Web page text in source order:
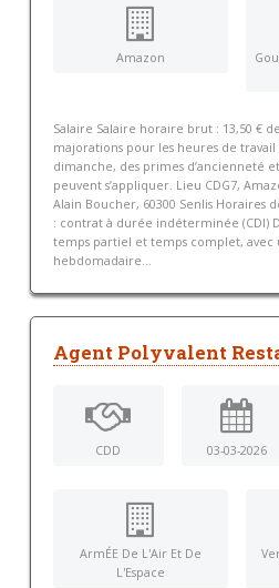
Amazon
Salaire Salaire horaire brut : 13,50 €
majorations pour les heures de
dimanche, des primes d’ancienneté
peuvent s’appliquer. Lieu CDG7,
Alain Boucher, 60300 Senlis Horaires
: contrat à durée indéterminée (CDI)
temps partiel et temps complet, avec
hebdomadaire...
Agent Polyvalent
CDD 03-03-2026
ArmÉE De L'Air Et De
L'Espace